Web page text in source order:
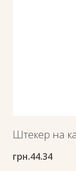
Штекер на
грн.44.34